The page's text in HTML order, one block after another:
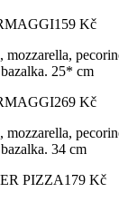
159 Kč
mozzarella,
25* cm
269 Kč
mozzarella,
34 cm
PIZZA179 Kč